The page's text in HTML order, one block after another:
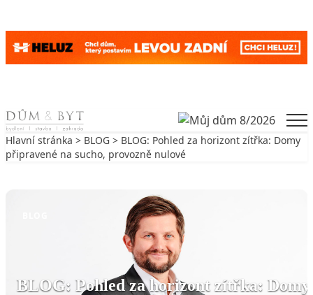
Skip to content
Hlavní stránka > BLOG > BLOG: Pohled za horizont zítřka: Domy
připravené na sucho, provozně nulové
BLOG: Pohled za horizont zítřka: Domy